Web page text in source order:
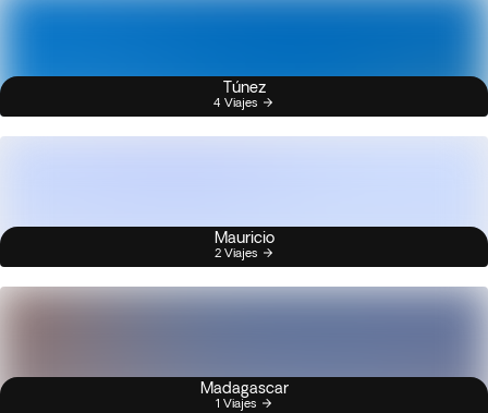
Túnez
4 Viajes
Mauricio
2 Viajes
Madagascar
1 Viajes